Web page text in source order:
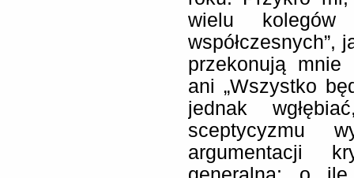
wielu
współczesnych”,
przekonują mnie
ani „Wszystko
jednak
sceptycyzmu
argumentacji